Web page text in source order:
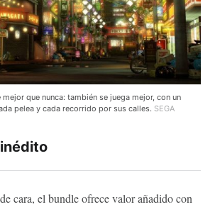
que nunca: también se juega mejor, con un
pelea y cada recorrido por sus calles. SEGA
cara, el bundle ofrece valor añadido con